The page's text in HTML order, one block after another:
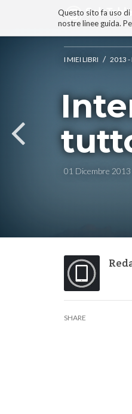
Questo sito fa uso
nostre linee guida.
ai
contenuti.
|
Salta
alla
navigazione
I MIEI LIBRI / 2013 -
01 Dicembre 2013
SHARE